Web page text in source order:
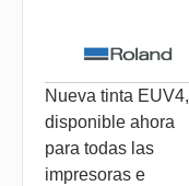
Nueva tinta EUV4,
disponible ahora
para todas las
impresoras e